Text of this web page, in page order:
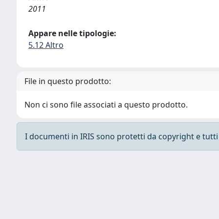
2011
Appare nelle tipologie:
5.12 Altro
File in questo prodotto:
Non ci sono file associati a questo prodotto.
I documenti in IRIS sono protetti da copyright e